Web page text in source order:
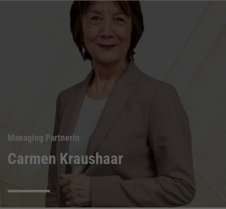
Managing Partnerin
Carmen Kraushaar